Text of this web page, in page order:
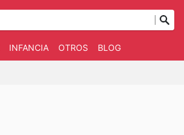
INFANCIA OTROS BLOG